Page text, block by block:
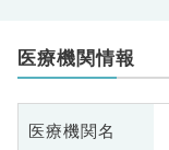
医療機関情報
医療機関名